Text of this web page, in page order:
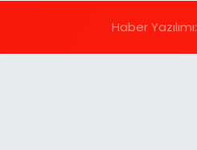
Haber Yazılımı: